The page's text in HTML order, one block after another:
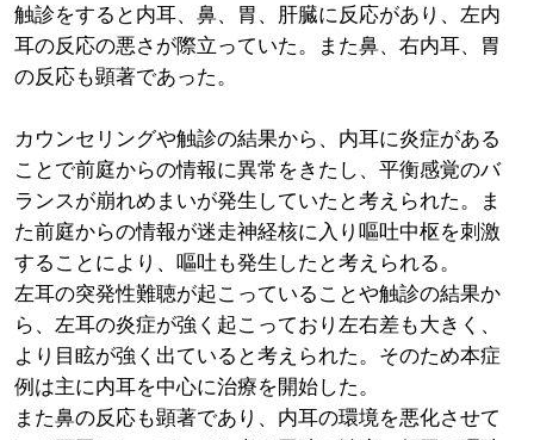
触診をすると内耳、鼻、胃、肝臓に反応があり、左内
耳の反応の悪さが際立っていた。また鼻、右内耳、胃
の反応も顕著であった。
カウンセリングや触診の結果から、内耳に炎症がある
ことで前庭からの情報に異常をきたし、平衡感覚のバ
ランスが崩れめまいが発生していたと考えられた。ま
た前庭からの情報が迷走神経核に入り嘔吐中枢を刺激
することにより、嘔吐も発生したと考えられる。
左耳の突発性難聴が起こっていることや触診の結果か
ら、左耳の炎症が強く起こっており左右差も大きく、
より目眩が強く出ていると考えられた。そのため本症
例は主に内耳を中心に治療を開始した。
また鼻の反応も顕著であり、内耳の環境を悪化させて